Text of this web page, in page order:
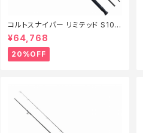
コルトスナイパー リミテッド S100
MH-3【特価ロッド】【20】
¥64,768
20%OFF